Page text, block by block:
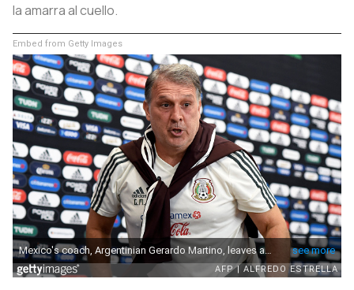
la amarra al cuello.
Embed from Getty Images